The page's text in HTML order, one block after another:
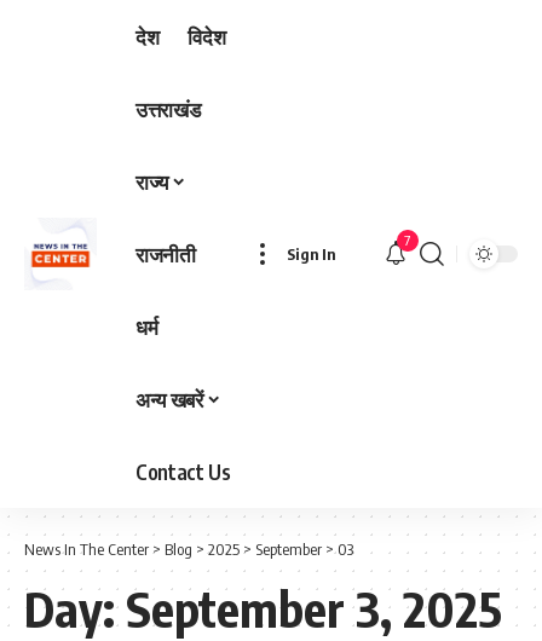
देश विदेश
उत्तराखंड
राज्य
राजनीती
धर्म
अन्य खबरें
Contact Us
Sign In
7
News In The Center> Blog >2025> September >03
Day:September 3, 2025